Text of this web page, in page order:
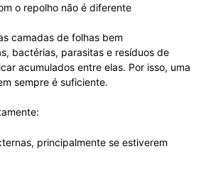
o repolho não é diferente
camadas de folhas bem
bactérias, parasitas e resíduos de
acumulados entre elas. Por isso, uma
sempre é suficiente.
principalmente se estiverem